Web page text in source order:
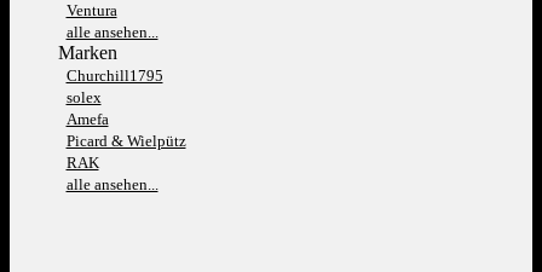
Ventura
alle ansehen...
Marken
Churchill1795
solex
Amefa
Picard & Wielpütz
RAK
alle ansehen...